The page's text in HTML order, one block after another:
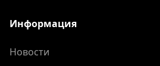
Информация
Новости